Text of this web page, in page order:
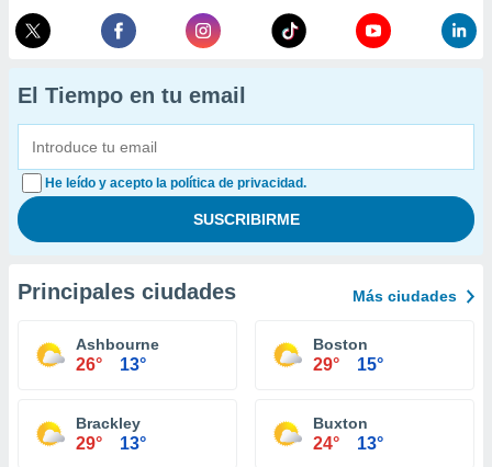
El Tiempo en tu email
He leído y acepto la política de privacidad.
Principales ciudades Más ciudades
Ashbourne
26° 13°
Boston
29° 15°
Brackley
29° 13°
Buxton
24° 13°